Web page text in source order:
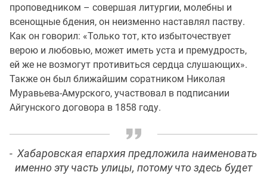
проповедником – совершая литургии, молебны и
всенощные бдения, он неизменно наставлял паству.
Как он говорил: «Только тот, кто избыточествует
верою и любовью, может иметь уста и премудрость,
ей же не возмогут противиться сердца слушающих».
Также он был ближайшим соратником Николая
Муравьева-Амурского, участвовал в подписании
Айгунского договора в 1858 году.
- Хабаровская епархия предложила наименовать
именно эту часть улицы, потому что здесь будет